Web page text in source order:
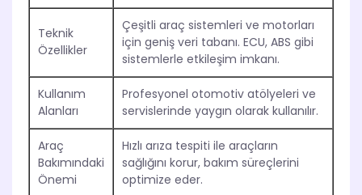
Teknik
Özellikler
Çeşitli araç sistemleri ve motorları
için geniş veri tabanı. ECU, ABS gibi
sistemlerle etkileşim imkanı.
Kullanım
Alanları
Profesyonel otomotiv atölyeleri ve
servislerinde yaygın olarak kullanılır.
Araç
Bakımındaki
Önemi
Hızlı arıza tespiti ile araçların
sağlığını korur, bakım süreçlerini
optimize eder.